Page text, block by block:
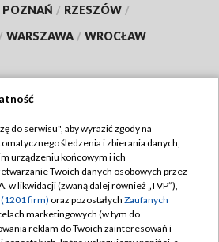
POZNAŃ / RZESZÓW /
/ WARSZAWA / WROCŁAW
TVP
Regulamin TVP
prywatności
Moje zgody
do serwisu", aby wyrazić zgody na
śledzenia i zbierania danych,
urządzeniu końcowym i ich
Twoich danych osobowych przez
w likwidacji (zwaną dalej również „TVP”),
firm) oraz pozostałych Zaufanych
marketingowych (w tym do
reklam do Twoich zainteresowań i